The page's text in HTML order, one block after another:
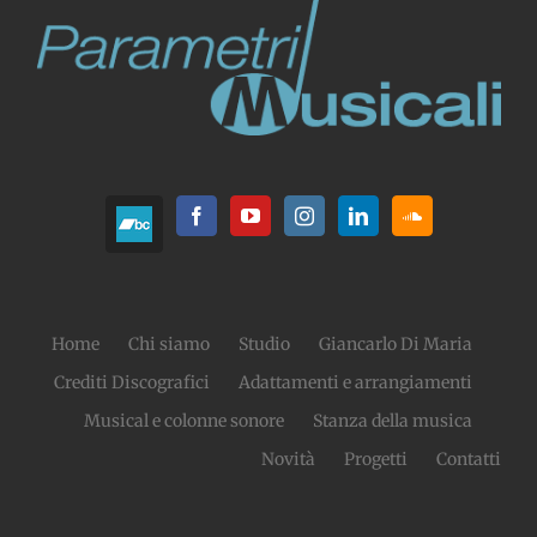
Home Chi siamo Studio
Giancarlo Di Maria
Crediti Discografici
Adattamenti e arrangiamenti
Musical e colonne sonore
Stanza della musica
Novità
Progetti Contatti